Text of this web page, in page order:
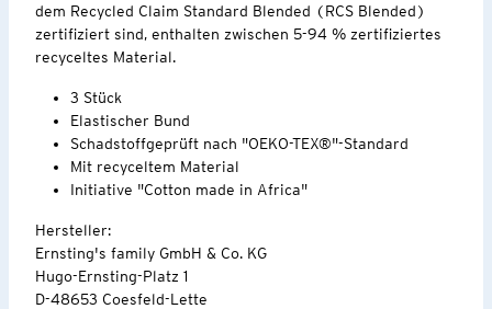
dem Recycled Claim Standard Blended (RCS Blended)
zertifiziert sind, enthalten zwischen 5-94 % zertifiziertes
recyceltes Material.
3 Stück
Elastischer Bund
Schadstoffgeprüft nach "OEKO-TEX®"-Standard
Mit recyceltem Material
Initiative "Cotton made in Africa"
Hersteller:
Ernsting's family GmbH & Co. KG
Hugo-Ernsting-Platz 1
D-48653 Coesfeld-Lette